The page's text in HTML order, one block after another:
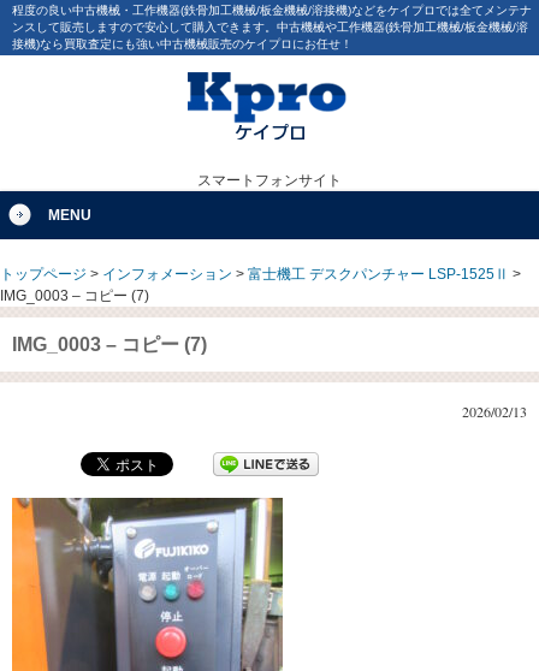
程度の良い中古機械・工作機器(鉄骨加工機械/板金機械/溶接機)などをケイプロでは全てメンテナ
ンスして販売しますので安心して購入できます。中古機械や工作機器(鉄骨加工機械/板金機械/溶
接機)なら買取査定にも強い中古機械販売のケイプロにお任せ！
スマートフォンサイト
MENU
トップページ > インフォメーション > 富士機工 デスクパンチャー LSP-1525Ⅱ >
IMG_0003 – コピー (7)
IMG_0003 – コピー (7)
2026/02/13